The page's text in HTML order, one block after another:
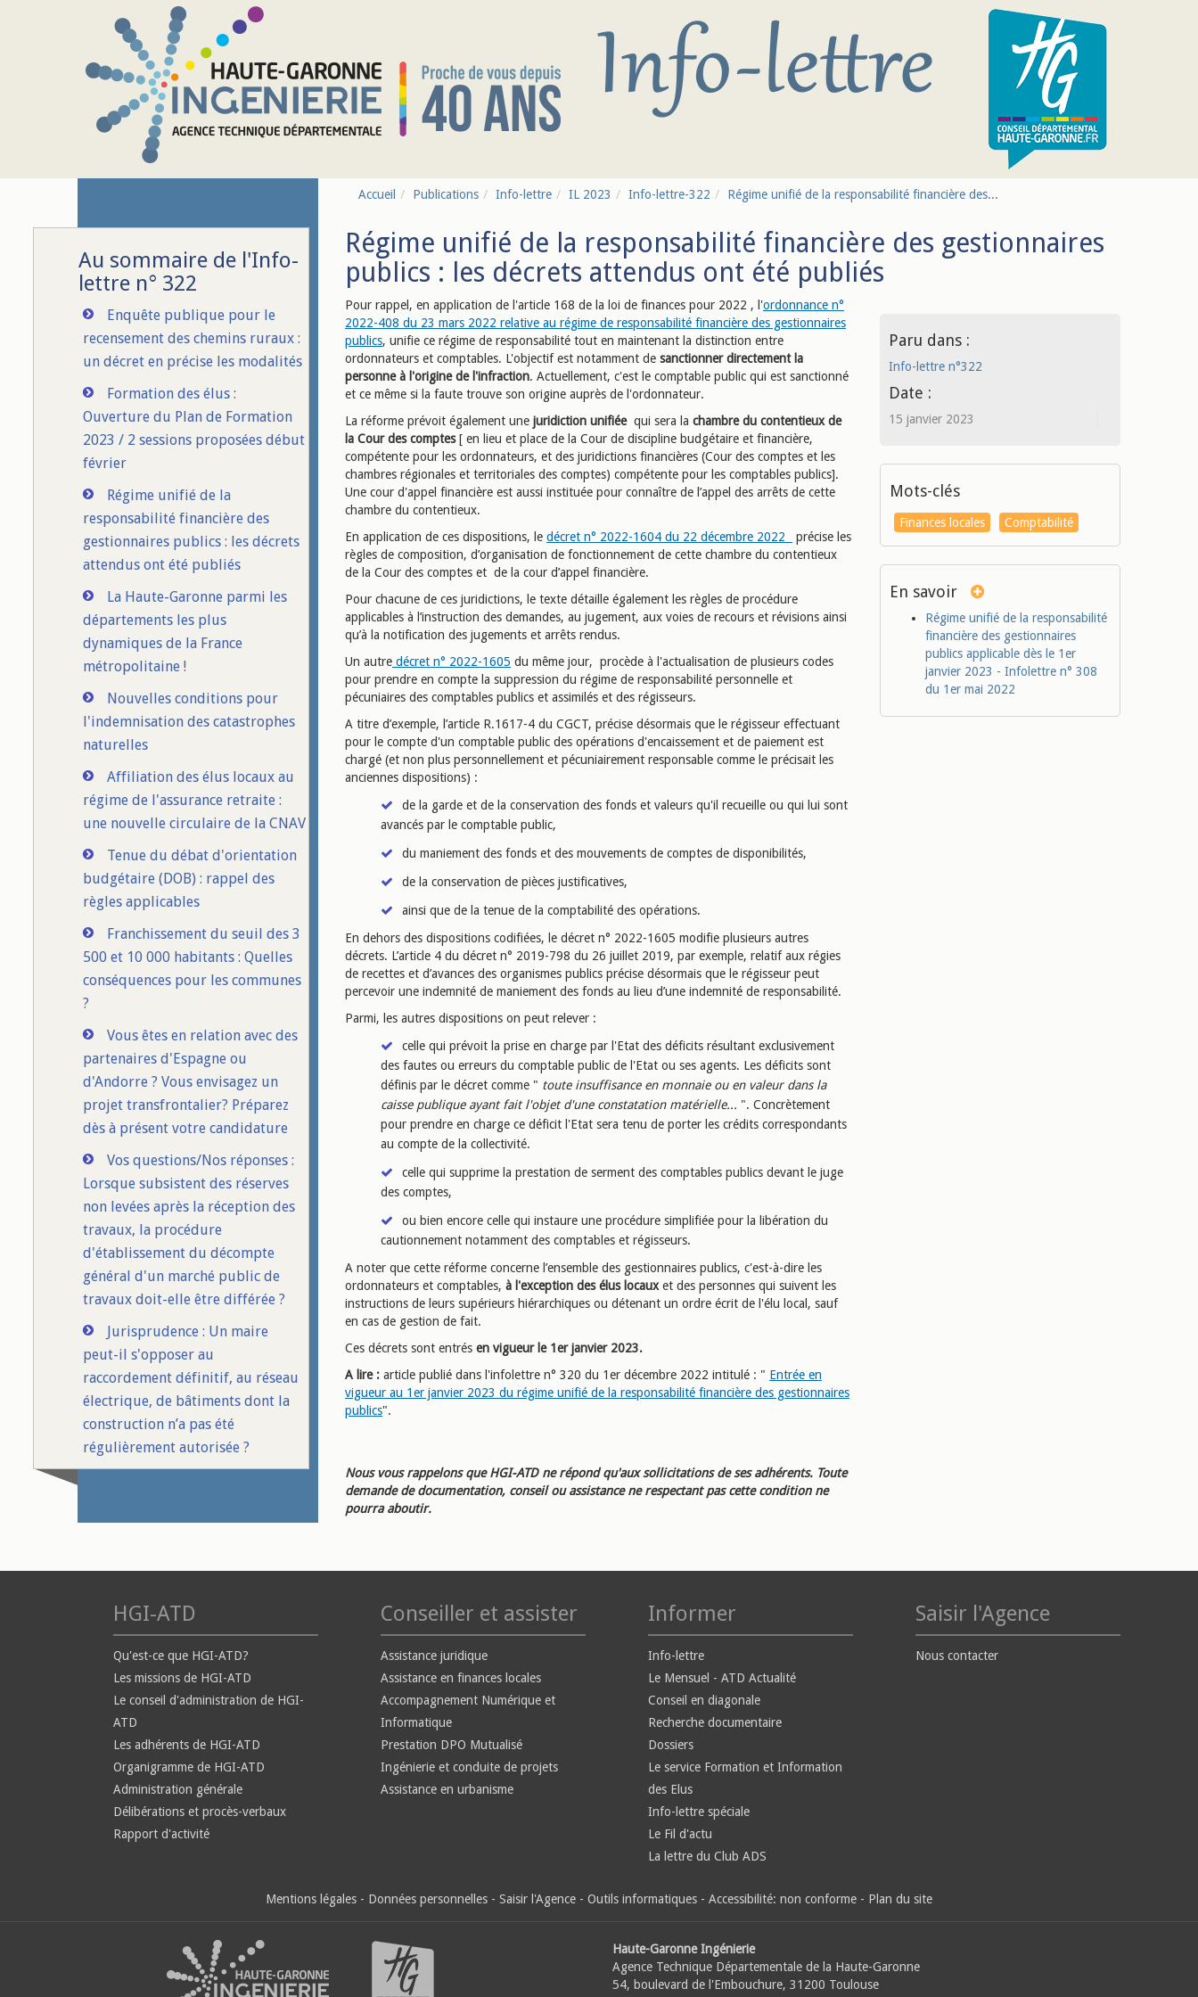
Au sommaire de l'Info-
lettre n° 322
Enquête publique pour le
recensement des chemins ruraux :
un décret en précise les modalités
Formation des élus :
Ouverture du Plan de Formation
2023 / 2 sessions proposées début
février
Régime unifié de la
responsabilité financière des
gestionnaires publics : les décrets
attendus ont été publiés
La Haute-Garonne parmi les
départements les plus
dynamiques de la France
métropolitaine !
Nouvelles conditions pour
l'indemnisation des catastrophes
naturelles
Affiliation des élus locaux au
régime de l'assurance retraite :
une nouvelle circulaire de la CNAV
Tenue du débat d'orientation
budgétaire (DOB) : rappel des
règles applicables
Franchissement du seuil des 3
500 et 10 000 habitants : Quelles
conséquences pour les communes
?
Vous êtes en relation avec des
partenaires d'Espagne ou
d'Andorre ? Vous envisagez un
projet transfrontalier? Préparez
dès à présent votre candidature
Vos questions/Nos réponses :
Lorsque subsistent des réserves
non levées après la réception des
travaux, la procédure
d'établissement du décompte
général d'un marché public de
travaux doit-elle être différée ?
Jurisprudence : Un maire
peut-il s'opposer au
raccordement définitif, au réseau
électrique, de bâtiments dont la
construction n’a pas été
régulièrement autorisée ?
Accueil Publications Info-lettre IL 2023 Info-lettre-322 Régime unifié de la responsabilité financière des...
Régime unifié de la responsabilité financière des gestionnaires
publics : les décrets attendus ont été publiés
Pour rappel, en application de l'article 168 de la loi de finances pour 2022 , l'ordonnance n°
2022-408 du 23 mars 2022 relative au régime de responsabilité financière des gestionnaires
publics, unifie ce régime de responsabilité tout en maintenant la distinction entre
ordonnateurs et comptables. L'objectif est notamment de sanctionner directement la
personne à l'origine de l'infraction. Actuellement, c'est le comptable public qui est sanctionné
et ce même si la faute trouve son origine auprès de l'ordonnateur.
La réforme prévoit également une juridiction unifiée qui sera la chambre du contentieux de
la Cour des comptes[ en lieu et place de la Cour de discipline budgétaire et financière,
compétente pour les ordonnateurs, et des juridictions financières (Cour des comptes et les
chambres régionales et territoriales des comptes) compétente pour les comptables publics].
Une cour d'appel financière est aussi instituée pour connaître de l’appel des arrêts de cette
chambre du contentieux.
En application de ces dispositions, le décret n° 2022-1604 du 22 décembre 2022
précise les
règles de composition, d’organisation de fonctionnement de cette chambre du contentieux
de la Cour des comptes et de la cour d’appel financière.
Pour chacune de ces juridictions, le texte détaille également les règles de procédure
applicables à l’instruction des demandes, au jugement, aux voies de recours et révisions ainsi
qu’à la notification des jugements et arrêts rendus.
Un autre décret n° 2022-1605 du même jour, procède à l'actualisation de plusieurs codes
pour prendre en compte la suppression du régime de responsabilité personnelle et
pécuniaires des comptables publics et assimilés et des régisseurs.
A titre d’exemple, l’article R.1617-4 du CGCT, précise désormais que le régisseur effectuant
pour le compte d'un comptable public des opérations d'encaissement et de paiement est
chargé (et non plus personnellement et pécuniairement responsable comme le précisait les
anciennes dispositions) :
de la garde et de la conservation des fonds et valeurs qu'il recueille ou qui lui sont
avancés par le comptable public,
du maniement des fonds et des mouvements de comptes de disponibilités,
de la conservation de pièces justificatives,
ainsi que de la tenue de la comptabilité des opérations.
En dehors des dispositions codifiées, le décret n° 2022-1605 modifie plusieurs autres
décrets. L’article 4 du décret n° 2019-798 du 26 juillet 2019, par exemple, relatif aux régies
de recettes et d’avances des organismes publics précise désormais que le régisseur peut
percevoir une indemnité de maniement des fonds au lieu d’une indemnité de responsabilité.
Parmi, les autres dispositions on peut relever :
celle qui prévoit la prise en charge par l'Etat des déficits résultant exclusivement
des fautes ou erreurs du comptable public de l'Etat ou ses agents. Les déficits sont
définis par le décret comme " toute insuffisance en monnaie ou en valeur dans la
caisse publique ayant fait l'objet d'une constatation matérielle... ". Concrètement
pour prendre en charge ce déficit l'Etat sera tenu de porter les crédits correspondants
au compte de la collectivité.
celle qui supprime la prestation de serment des comptables publics devant le juge
des comptes,
ou bien encore celle qui instaure une procédure simplifiée pour la libération du
cautionnement notamment des comptables et régisseurs.
A noter que cette réforme concerne l’ensemble des gestionnaires publics, c'est-à-dire les
ordonnateurs et comptables, à l'exception des élus locauxet des personnes qui suivent les
instructions de leurs supérieurs hiérarchiques ou détenant un ordre écrit de l'élu local, sauf
en cas de gestion de fait.
Ces décrets sont entrés en vigueur le 1er janvier 2023.
A lire : article publié dans l'infolettre n° 320 du 1er décembre 2022 intitulé : " Entrée en
vigueur au 1er janvier 2023 du régime unifié de la responsabilité financière des gestionnaires
publics".
Nous vous rappelons que HGI-ATD ne répond qu'aux sollicitations de ses adhérents. Toute
demande de documentation, conseil ou assistance ne respectant pas cette condition ne
pourra aboutir.
Paru dans :
Info-lettre n°322
Date :
15 janvier 2023
Mots-clés
Finances locales Comptabilité
En savoir
Régime unifié de la responsabilité
financière des gestionnaires
publics applicable dès le 1er
janvier 2023 - Infolettre n° 308
du 1er mai 2022
HGI-ATD
Qu'est-ce que HGI-ATD?
Les missions de HGI-ATD
Le conseil d'administration de HGI-
ATD
Les adhérents de HGI-ATD
Organigramme de HGI-ATD
Administration générale
Délibérations et procès-verbaux
Rapport d'activité
Conseiller et assister
Assistance juridique
Assistance en finances locales
Accompagnement Numérique et
Informatique
Prestation DPO Mutualisé
Ingénierie et conduite de projets
Assistance en urbanisme
Informer
Info-lettre
Le Mensuel - ATD Actualité
Conseil en diagonale
Recherche documentaire
Dossiers
Le service Formation et Information
des Elus
Info-lettre spéciale
Le Fil d'actu
La lettre du Club ADS
Saisir l'Agence
Nous contacter
Mentions légales - Données personnelles - Saisir l'Agence - Outils informatiques - Accessibilité: non conforme - Plan du site
Haute-Garonne Ingénierie
Agence Technique Départementale de la Haute-Garonne
54, boulevard de l'Embouchure, 31200 Toulouse